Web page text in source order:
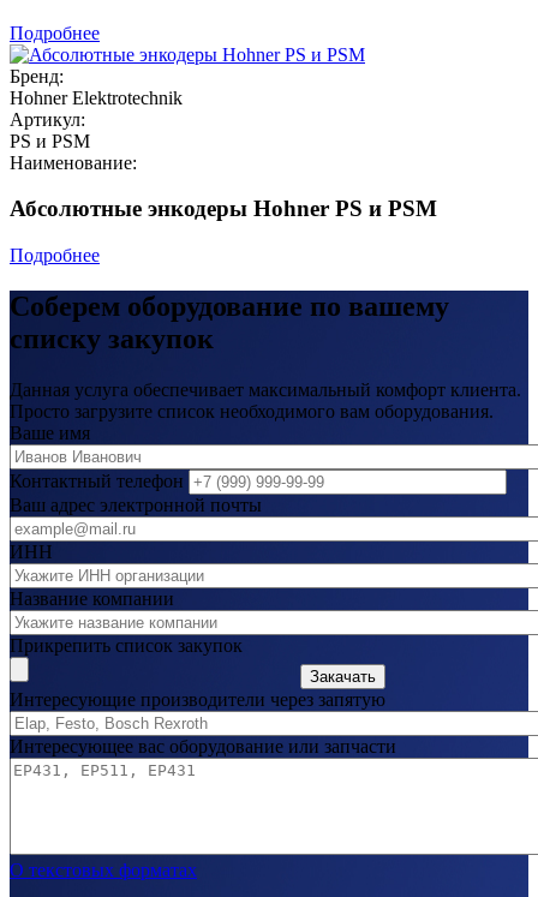
Подробнее
Бренд:
Hohner Elektrotechnik
Артикул:
PS и PSM
Наименование:
Абсолютные энкодеры Hohner PS и PSM
Подробнее
Соберем оборудование по вашему
списку закупок
Данная услуга обеспечивает максимальный комфорт клиента.
Просто загрузите список необходимого вам оборудования.
Ваше имя
Контактный телефон
Ваш адрес электронной почты
ИНН
Название компании
Прикрепить список закупок
Закачать
Интересующие производители через запятую
Интересующее вас оборудование или запчасти
О текстовых форматах